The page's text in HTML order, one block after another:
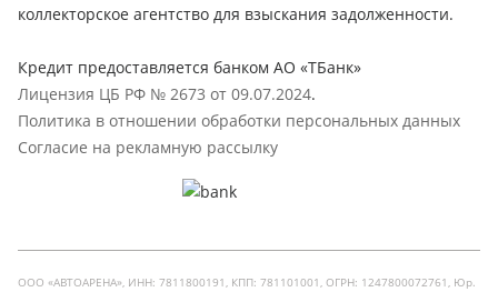
коллекторское агентство для взыскания задолженности.
Кредит предоставляется банком АО «ТБанк»
Лицензия ЦБ РФ № 2673 от 09.07.2024.
Политика в отношении обработки персональных данных
Согласие на рекламную рассылку
ООО «АВТОАРЕНА», ИНН: 7811800191, КПП: 781101001, ОГРН: 1247800072761, Юр.